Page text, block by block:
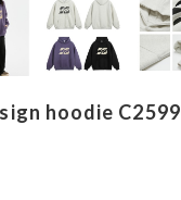
hoodie C2599